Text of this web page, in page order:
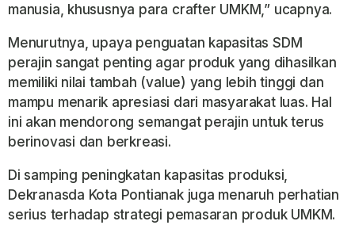
manusia, khususnya para crafter UMKM,” ucapnya.
Menurutnya, upaya penguatan kapasitas SDM
perajin sangat penting agar produk yang dihasilkan
memiliki nilai tambah (value) yang lebih tinggi dan
mampu menarik apresiasi dari masyarakat luas. Hal
ini akan mendorong semangat perajin untuk terus
berinovasi dan berkreasi.
Di samping peningkatan kapasitas produksi,
Dekranasda Kota Pontianak juga menaruh perhatian
serius terhadap strategi pemasaran produk UMKM.